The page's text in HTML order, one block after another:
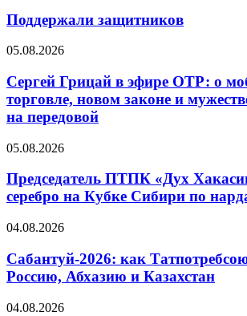
Поддержали защитников
05.08.2026
Сергей Грицай в эфире ОТР: о
торговле, новом законе и
на передовой
05.08.2026
Председатель ПТПК «Дух
серебро на Кубке Сибири по
04.08.2026
Сабантуй-2026: как
Россию, Абхазию и Казахстан
04.08.2026